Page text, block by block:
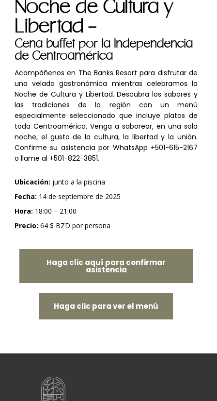
Noche de Cultura y
Libertad -
Cena buffet por la Independencia
de Centroamérica
Acompáñenos en The Banks Resort para disfrutar de
una velada gastronómica mientras celebramos la
Noche de Cultura y Libertad. Descubra los sabores y
las tradiciones de la región con un menú
especialmente seleccionado que incluye platos de
toda Centroamérica. Venga a saborear, en una sola
noche, el gusto de la cultura, la libertad y la unión.
Confirme su asistencia por WhatsApp +501-615-2167
o llame al +501-822-3851.
Ubicación: junto a la piscina
Fecha: 14 de septiembre de 2025
Hora: 18:00 – 21:00
Precio: 64 $ BZD por persona
Haga clic aquí para confirmar
asistencia
Haga clic para ver el menú